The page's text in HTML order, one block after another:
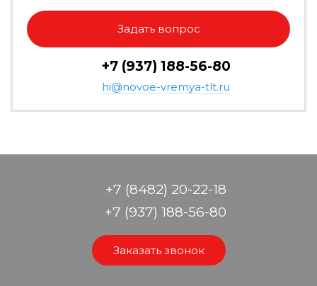
Задать вопрос
+7 (937) 188-56-80
hi@novoe-vremya-tlt.ru
+7 (8482) 20-22-18
+7 (937) 188-56-80
Заказать звонок